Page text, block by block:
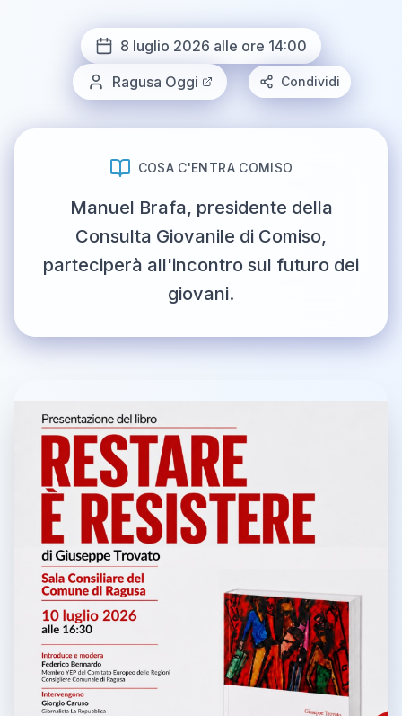
8 luglio 2026 alle ore 14:00
Ragusa Oggi
Condividi
COSA C'ENTRA COMISO
Manuel Brafa, presidente della
Consulta Giovanile di Comiso,
parteciperà all'incontro sul futuro dei
giovani.